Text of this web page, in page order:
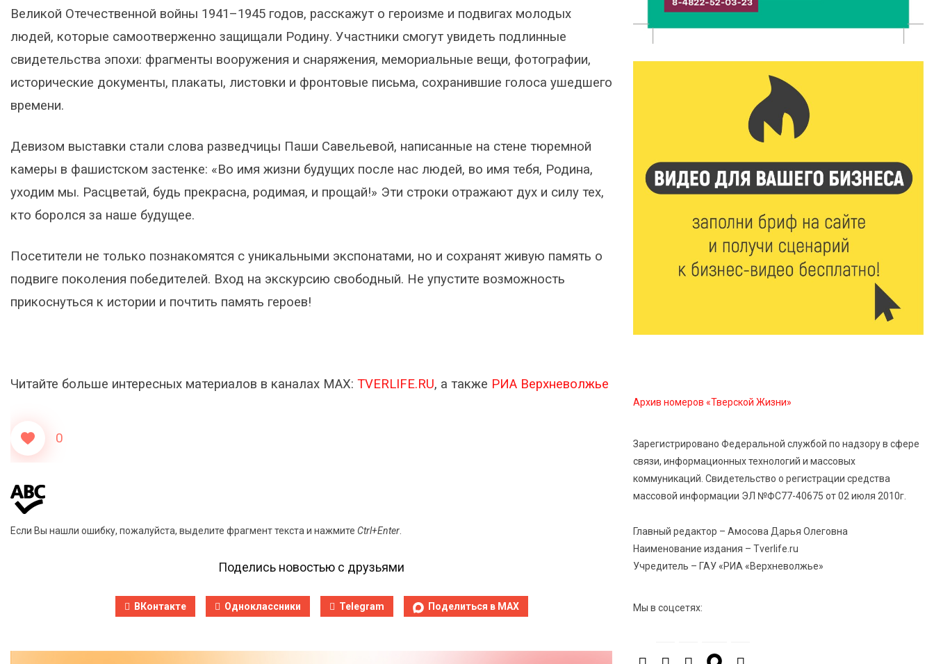
Великой Отечественной войны 1941–1945 годов, расскажут о героизме и подвигах молодых
людей, которые самоотверженно защищали Родину. Участники смогут увидеть подлинные
свидетельства эпохи: фрагменты вооружения и снаряжения, мемориальные вещи, фотографии,
исторические документы, плакаты, листовки и фронтовые письма, сохранившие голоса ушедшего
времени.
Девизом выставки стали слова разведчицы Паши Савельевой, написанные на стене тюремной
камеры в фашистском застенке: «Во имя жизни будущих после нас людей, во имя тебя, Родина,
уходим мы. Расцветай, будь прекрасна, родимая, и прощай!» Эти строки отражают дух и силу тех,
кто боролся за наше будущее.
Посетители не только познакомятся с уникальными экспонатами, но и сохранят живую память о
подвиге поколения победителей. Вход на экскурсию свободный. Не упустите возможность
прикоснуться к истории и почтить память героев!
Читайте больше интересных материалов в каналах МАХ: TVERLIFE.RU, а также РИА Верхневолжье
0
Если Вы нашли ошибку, пожалуйста, выделите фрагмент текста и нажмите Ctrl+Enter.
Поделись новостью с друзьями
ВКонтакте Одноклассники Telegram Поделиться в MAX
В Нило-Столобенской пустыни началась
реставрация фасада исторической
Крестовоздвиженской церкви
7 Авг 2026 18:01 270
Доме культуры
309
Названы первые победители программы «Земский
7 Авг 2026 16:02 500
рассказ о жизни пчёл
7 Авг 2026 15:41 258
Открыт набор на программу амбассадоров для
7 Авг 2026 15:37 237
Жителям Тверской области напомнили об
Архив номеров «Тверской Жизни»
Зарегистрировано Федеральной службой по надзору в сфере
связи, информационных технологий и массовых
коммуникаций. Свидетельство о регистрации средства
массовой информации ЭЛ №ФС77-40675 от 02 июля 2010г.
Главный редактор – Амосова Дарья Олеговна
Наименование издания – Tverlife.ru
Учредитель – ГАУ «РИА «Верхневолжье»
Мы в соцсетях: